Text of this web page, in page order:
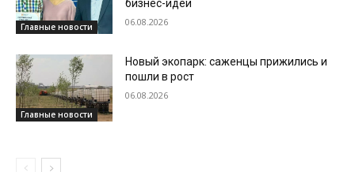
Главные новости
бизнес-идеи
06.08.2026
Главные новости
Новый экопарк: саженцы прижились и
пошли в рост
06.08.2026